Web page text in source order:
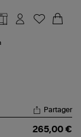
Partager
265,00 €